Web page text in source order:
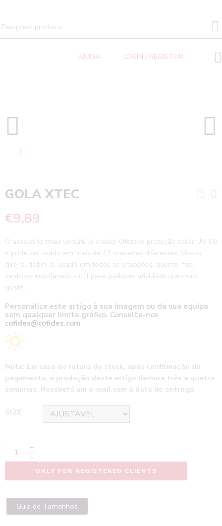
Search
for:
AJUDA LOGIN / REGISTAR
GOLA XTEC
€9.89
O acessório mais versátil já criado! Oferece proteção solar UV 50
e pode ser usado em mais de 12 maneiras diferentes. Vire-o,
gire-o, dobre-o, usado em todas as situações, quente, frio,
ventoso, ensolarado – útil para qualquer atividade que mais
goste.
Personalize este artigo à sua imagem ou da sua equipa
sem qualquer limite gráfico. Consulte-nos
cofides@cofides.com
Nota: Em caso de rutura de stock, após confirmação do
pagamento, a produção deste artigo demora três a quatro
semanas. Receberá um e-mail com a data de entrega.
SIZE
+
-
ONLY FOR REGISTERED CLIENTS
Guia de Tamanhos